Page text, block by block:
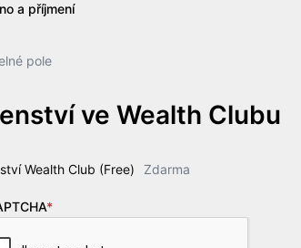
a příjmení
pole
ve Wealth Clubu
Wealth Club (Free) Zdarma
*